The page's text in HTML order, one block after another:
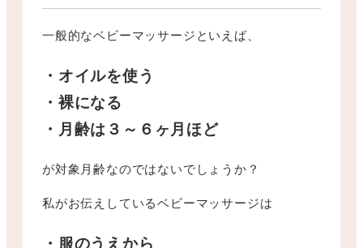
一般的なベビーマッサージといえば、
・オイルを使う
・裸になる
・月齢は３～６ヶ月ほど
が対象月齢なのではないでしょうか？
私がお伝えしているベビーマッサージは
・服のうえから